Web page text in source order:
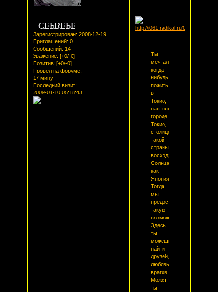
Зарегистрирован: 2008-12-19
Приглашений: 0
Сообщений: 14
Уважение: [+0/-0]
Позитив: [+0/-0]
Провел на форуме:
17 минут
Последний визит:
2009-01-10 05:18:43
Ты
мечтал
когда
нибудь
пожить
в
Токио,
настоящем
городе
Токио,
столице
такой
страны
восходящего
Солнца
как –
Япония.
Тогда
мы
предоставляем
такую
возможность.
Здесь
ты
можешь
найти
друзей,
любовь,
врагов.
Может
ты